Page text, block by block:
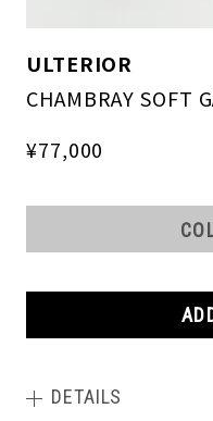
ULTERIOR
CHAMBRAY SOFT
¥77,000
DETAILS